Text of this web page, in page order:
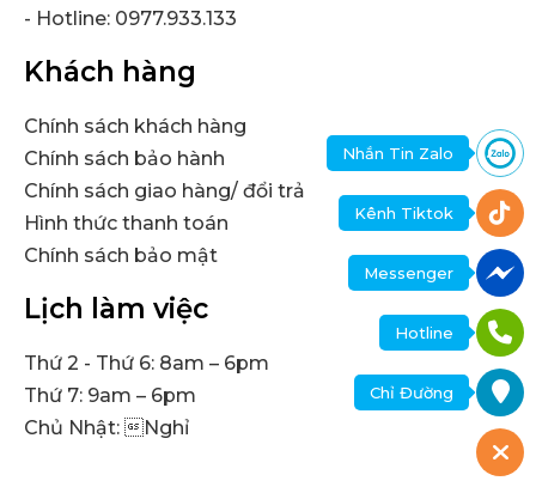
- Hotline: 0977.933.133
Khách hàng
Chính sách khách hàng
Chính sách bảo hành
Chính sách giao hàng/ đổi trả
Hình thức thanh toán
Chính sách bảo mật
Lịch làm việc
Thứ 2 - Thứ 6: 8am – 6pm
Thứ 7: 9am – 6pm
Chủ Nhật: Nghỉ
Nhắn Tin Zalo
Kênh Tiktok
Messenger
Hotline
Chỉ Đường